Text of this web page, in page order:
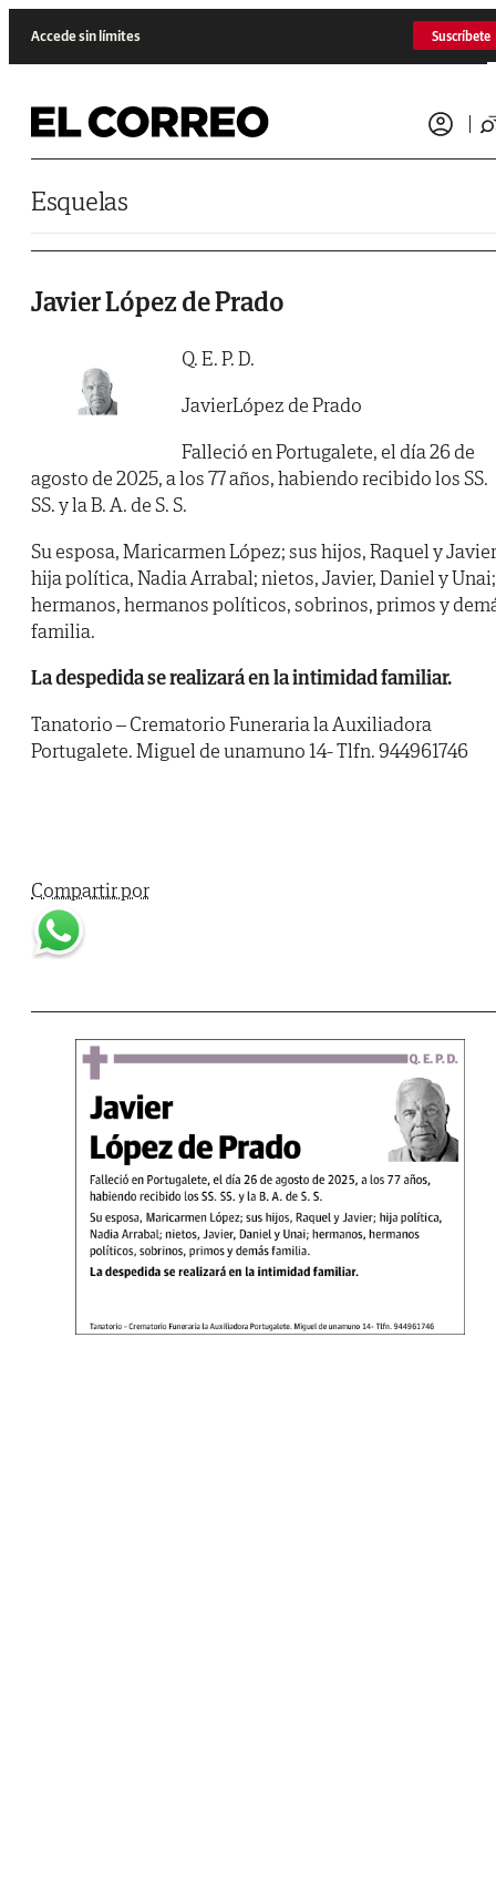
Accede sin límites Suscríbete
Esquelas
Javier López de Prado
Q. E. P. D.
JavierLópez de Prado
Falleció en Portugalete, el día 26 de
agosto de 2025, a los 77 años, habiendo recibido los SS.
SS. y la B. A. de S. S.
Su esposa, Maricarmen López; sus hijos, Raquel y
hija política, Nadia Arrabal; nietos, Javier, Daniel y Unai;
hermanos, hermanos políticos, sobrinos, primos y
familia.
La despedida se realizará en la intimidad familiar.
Tanatorio – Crematorio Funeraria la Auxiliadora
Portugalete. Miguel de unamuno 14- Tlfn. 944961746
Compartir por